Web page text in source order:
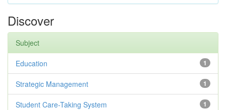
Discover
Subject
1
Education
1
Strategic Management
1
Student Care-Taking System